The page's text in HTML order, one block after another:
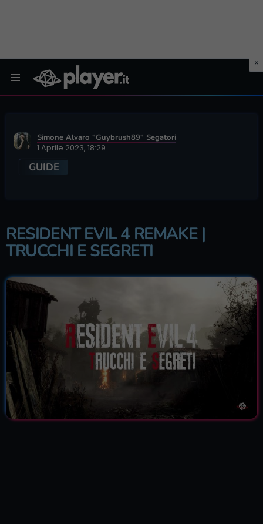
Simone Alvaro "Guybrush89" Segatori
1 Aprile 2023, 18:29
GUIDE
RESIDENT EVIL 4 REMAKE |
TRUCCHI E SEGRETI